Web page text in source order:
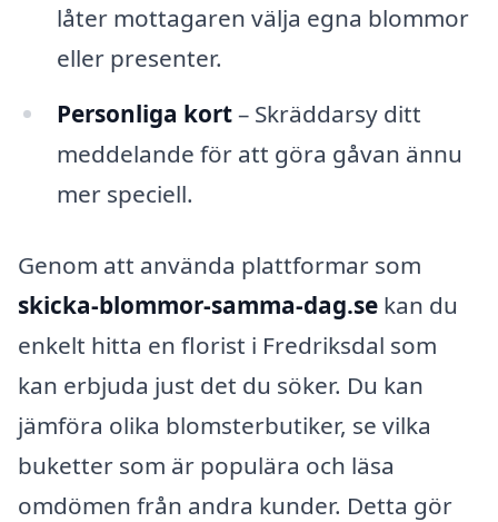
låter mottagaren välja egna blommor
eller presenter.
Personliga kort– Skräddarsy ditt
meddelande för att göra gåvan ännu
mer speciell.
Genom att använda plattformar som
skicka-blommor-samma-dag.se kan du
enkelt hitta en florist i Fredriksdal som
kan erbjuda just det du söker. Du kan
jämföra olika blomsterbutiker, se vilka
buketter som är populära och läsa
omdömen från andra kunder. Detta gör